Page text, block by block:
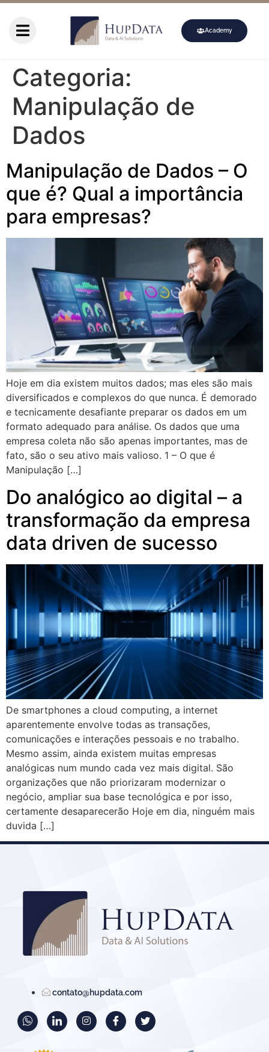
Academy
Categoria:
Manipulação de
Dados
Manipulação de Dados – O
que é? Qual a importância
para empresas?
Hoje em dia existem muitos dados; mas eles são mais
diversificados e complexos do que nunca. É demorado
e tecnicamente desafiante preparar os dados em um
formato adequado para análise. Os dados que uma
empresa coleta não são apenas importantes, mas de
fato, são o seu ativo mais valioso. 1 – O que é
Manipulação […]
Do analógico ao digital – a
transformação da empresa
data driven de sucesso
De smartphones a cloud computing, a internet
aparentemente envolve todas as transações,
comunicações e interações pessoais e no trabalho.
Mesmo assim, ainda existem muitas empresas
analógicas num mundo cada vez mais digital. São
organizações que não priorizaram modernizar o
negócio, ampliar sua base tecnológica e por isso,
certamente desaparecerão Hoje em dia, ninguém mais
duvida […]
contato@hupdata.com